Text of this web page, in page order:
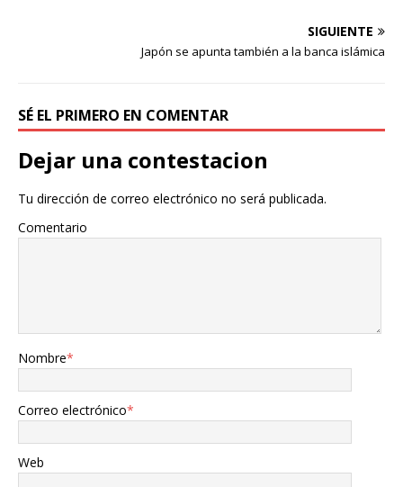
SIGUIENTE
Japón se apunta también a la banca islámica
SÉ EL PRIMERO EN COMENTAR
Dejar una contestacion
Tu dirección de correo electrónico no será publicada.
Comentario
Nombre*
Correo electrónico*
Web